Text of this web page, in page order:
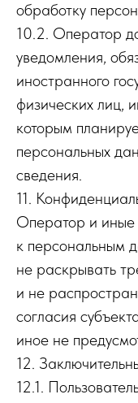
обработку
10.2. Оператор
уведомления,
иностранного
физических лиц,
которым
персональных
сведения.
11.
Оператор и иные
к персональным
не раскрывать
и не
согласия
иное не
12.
12.1.